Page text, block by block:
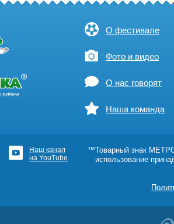
О фестивале
Фото и видео
О нас говорят
Наша команда
Наш канал
на YouTube
™Товарный знак
использование